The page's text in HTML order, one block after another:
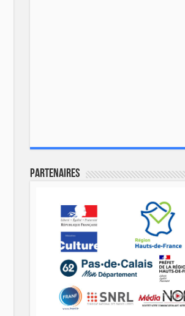
Partenaires